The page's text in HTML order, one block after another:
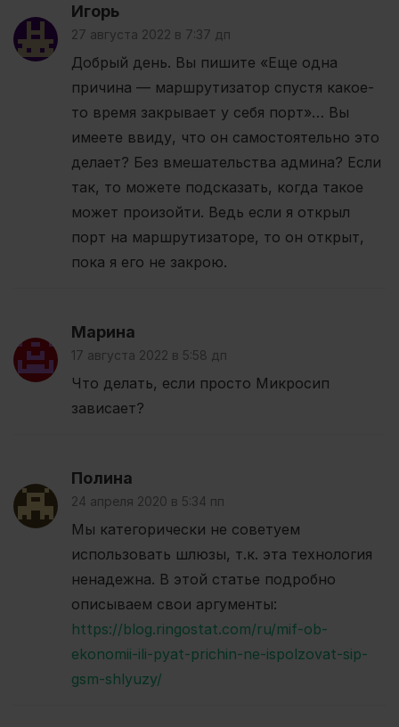
Игорь
27 августа 2022 в 7:37 дп
Добрый день. Вы пишите «Еще одна
причина — маршрутизатор спустя какое-
то время закрывает у себя порт»… Вы
имеете ввиду, что он самостоятельно это
делает? Без вмешательства админа? Если
так, то можете подсказать, когда такое
может произойти. Ведь если я открыл
порт на маршрутизаторе, то он открыт,
пока я его не закрою.
Марина
17 августа 2022 в 5:58 дп
Что делать, если просто Микросип
зависает?
Полина
24 апреля 2020 в 5:34 пп
Мы категорически не советуем
использовать шлюзы, т.к. эта технология
ненадежна. В этой статье подробно
описываем свои аргументы:
https://blog.ringostat.com/ru/mif-ob-
ekonomii-ili-pyat-prichin-ne-ispolzovat-sip-
gsm-shlyuzy/